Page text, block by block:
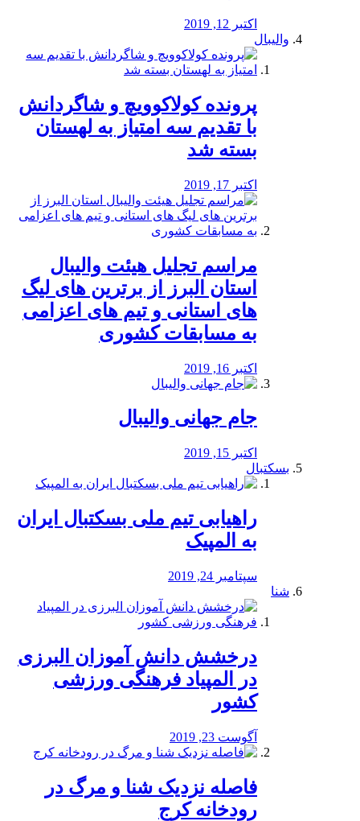
اکتبر 12, 2019
والیبال
پرونده کولاکوویچ و شاگردانش
با تقدیم سه امتیاز به لهستان
بسته شد
اکتبر 17, 2019
مراسم تجلیل هیئت والیبال
استان البرز از برترین های لیگ
های استانی و تیم های اعزامی
به مسابقات کشوری
اکتبر 16, 2019
جام جهانی والیبال
اکتبر 15, 2019
بسکتبال
راهیابی تیم ملی بسکتبال ایران
به المپیک
سپتامبر 24, 2019
شنا
درخشش دانش آموزان البرزی
در المپیاد فرهنگی ورزشی
کشور
آگوست 23, 2019
️فاصله نزدیک شنا و مرگ در
رودخانه کرج